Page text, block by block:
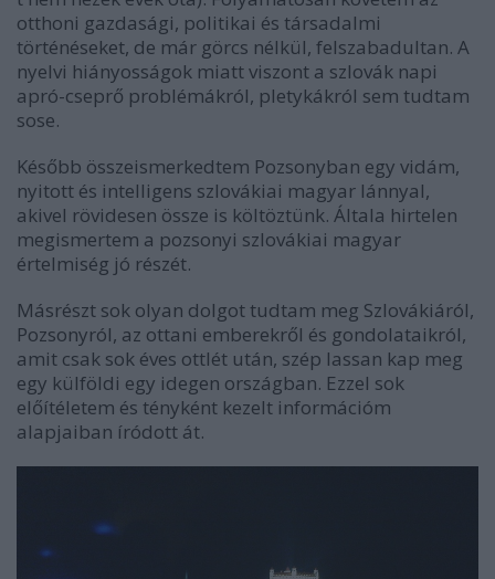
otthoni gazdasági, politikai és társadalmi
történéseket, de már görcs nélkül, felszabadultan. A
nyelvi hiányosságok miatt viszont a szlovák napi
apró-cseprő problémákról, pletykákról sem tudtam
sose.
Később összeismerkedtem Pozsonyban egy vidám,
nyitott és intelligens szlovákiai magyar lánnyal,
akivel rövidesen össze is költöztünk. Általa hirtelen
megismertem a pozsonyi szlovákiai magyar
értelmiség jó részét.
Másrészt sok olyan dolgot tudtam meg Szlovákiáról,
Pozsonyról, az ottani emberekről és gondolataikról,
amit csak sok éves ottlét után, szép lassan kap meg
egy külföldi egy idegen országban. Ezzel sok
előítéletem és tényként kezelt információm
alapjaiban íródott át.